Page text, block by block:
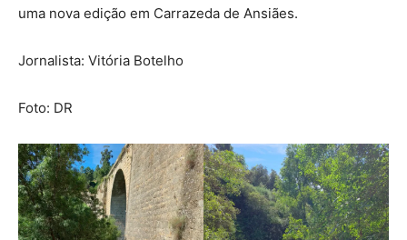
uma nova edição em Carrazeda de Ansiães.
Jornalista: Vitória Botelho
Foto: DR